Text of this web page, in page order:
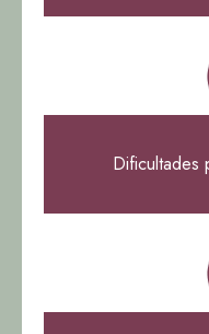
Dificultades